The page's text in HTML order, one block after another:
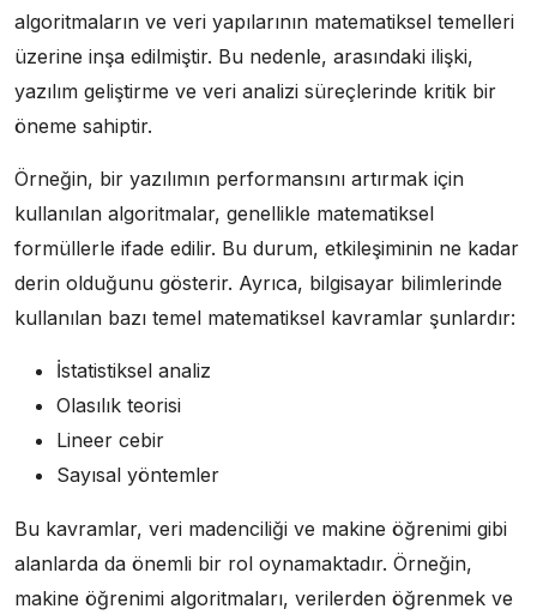
algoritmaların ve veri yapılarının matematiksel temelleri
üzerine inşa edilmiştir. Bu nedenle, arasındaki ilişki,
yazılım geliştirme ve veri analizi süreçlerinde kritik bir
öneme sahiptir.
Örneğin, bir yazılımın performansını artırmak için
kullanılan algoritmalar, genellikle matematiksel
formüllerle ifade edilir. Bu durum, etkileşiminin ne kadar
derin olduğunu gösterir. Ayrıca, bilgisayar bilimlerinde
kullanılan bazı temel matematiksel kavramlar şunlardır:
İstatistiksel analiz
Olasılık teorisi
Lineer cebir
Sayısal yöntemler
Bu kavramlar, veri madenciliği ve makine öğrenimi gibi
alanlarda da önemli bir rol oynamaktadır. Örneğin,
makine öğrenimi algoritmaları, verilerden öğrenmek ve